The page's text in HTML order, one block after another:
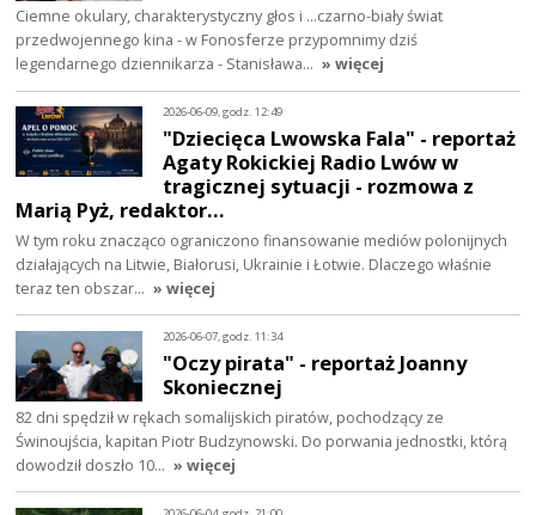
Ciemne okulary, charakterystyczny głos i ...czarno-biały świat
przedwojennego kina - w Fonosferze przypomnimy dziś
legendarnego dziennikarza - Stanisława… » więcej
2026-06-09, godz. 12:49
"Dziecięca Lwowska Fala" - reportaż
Agaty Rokickiej Radio Lwów w
tragicznej sytuacji - rozmowa z
Marią Pyż, redaktor…
W tym roku znacząco ograniczono finansowanie mediów polonijnych
działających na Litwie, Białorusi, Ukrainie i Łotwie. Dlaczego właśnie
teraz ten obszar… » więcej
2026-06-07, godz. 11:34
"Oczy pirata" - reportaż Joanny
Skoniecznej
82 dni spędził w rękach somalijskich piratów, pochodzący ze
Świnoujścia, kapitan Piotr Budzynowski. Do porwania jednostki, którą
dowodził doszło 10… » więcej